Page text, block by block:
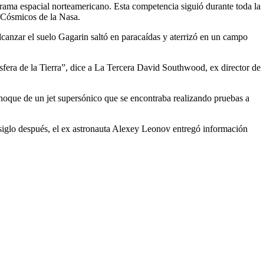
espacial norteamericano. Esta competencia siguió durante toda la
de la Nasa.
el suelo Gagarin saltó en paracaídas y aterrizó en un campo
de la Tierra”, dice a La Tercera David Southwood, ex director de
de un jet supersónico que se encontraba realizando pruebas a
después, el ex astronauta Alexey Leonov entregó información